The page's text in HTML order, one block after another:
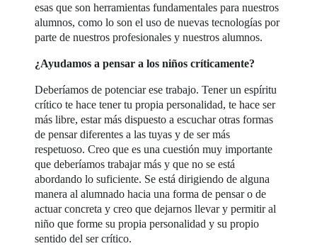
esas que son herramientas fundamentales para nuestros
alumnos, como lo son el uso de nuevas tecnologías por
parte de nuestros profesionales y nuestros alumnos.
¿Ayudamos a pensar a los niños críticamente?
Deberíamos de potenciar ese trabajo. Tener un espíritu
crítico te hace tener tu propia personalidad, te hace ser
más libre, estar más dispuesto a escuchar otras formas
de pensar diferentes a las tuyas y de ser más
respetuoso. Creo que es una cuestión muy importante
que deberíamos trabajar más y que no se está
abordando lo suficiente. Se está dirigiendo de alguna
manera al alumnado hacia una forma de pensar o de
actuar concreta y creo que dejarnos llevar y permitir al
niño que forme su propia personalidad y su propio
sentido del ser crítico.